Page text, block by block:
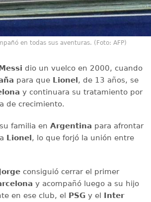
en todas sus aventuras. (Foto: AFP)
dio un vuelco en 2000, cuando
para que Lionel, de 13 años, se
y continuara su tratamiento por
de crecimiento.
familia en Argentina para afrontar
Lionel, lo que forjó la unión entre
consiguió cerrar el primer
y acompañó luego a su hijo
en ese club, el PSGy el Inter